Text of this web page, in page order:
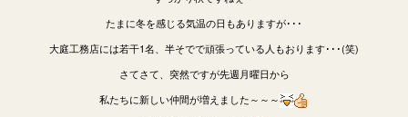
たまに冬を感じる気温の日もありますが･･･
大庭工務店には若干1名、半そでで頑張っている人もおります･･･(笑)
さてさて、突然ですが先週月曜日から
私たちに新しい仲間が増えました～～～